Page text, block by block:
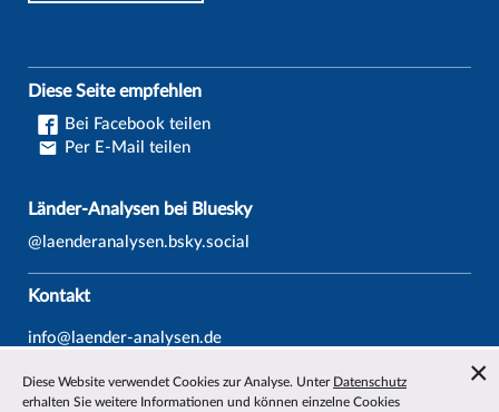
Diese Seite empfehlen
Bei Facebook teilen
Per E-Mail teilen
Länder-Analysen bei Bluesky
@laenderanalysen.bsky.social
Kontakt
info@laender-analysen.de
Fax: 0421/218-69607
Diese Website verwendet Cookies zur Analyse. Unter Datenschutz
erhalten Sie weitere Informationen und können einzelne Cookies